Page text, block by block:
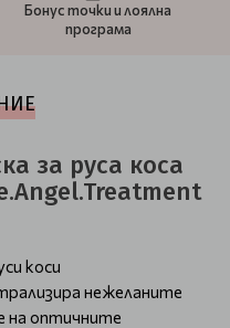
Бонус точки и лоялна
програма
за руса коса
коси
нежеланите
на оптичните